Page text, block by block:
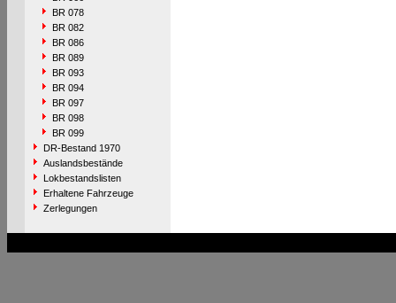
BR 078
BR 082
BR 086
BR 089
BR 093
BR 094
BR 097
BR 098
BR 099
DR-Bestand 1970
Auslandsbestände
Lokbestandslisten
Erhaltene Fahrzeuge
Zerlegungen